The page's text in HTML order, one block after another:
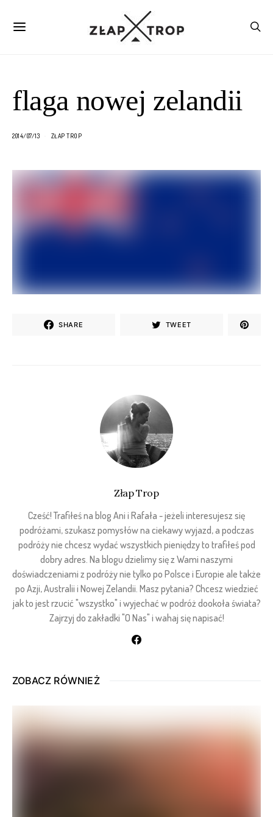
flaga nowej zelandii
2014/07/13 ZŁAP TROP
SHARE TWEET
Złap Trop
Cześć! Trafiłeś na blog Ani i Rafała - jeżeli interesujesz się
podróżami, szukasz pomysłów na ciekawy wyjazd, a podczas
podróży nie chcesz wydać wszystkich pieniędzy to trafiłeś pod
dobry adres. Na blogu dzielimy się z Wami naszymi
doświadczeniami z podróży nie tylko po Polsce i Europie ale także
po Azji, Australii i Nowej Zelandii. Masz pytania? Chcesz wiedzieć
jak to jest rzucić "wszystko" i wyjechać w podróż dookoła świata?
Zajrzyj do zakładki "O Nas" i wahaj się napisać!
ZOBACZ RÓWNIEŻ